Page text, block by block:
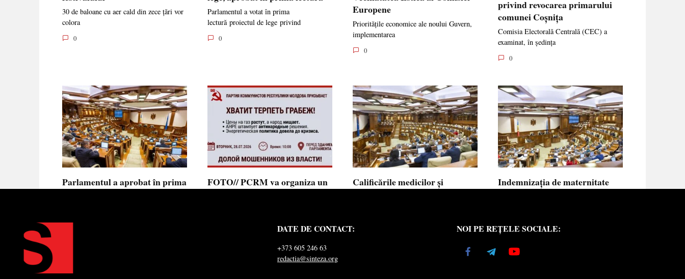
30 de baloane cu aer cald din zece țări vor
colora
0
Parlamentul a votat în prima
lectură proiectul de lege privind
0
Europene
Prioritățile economice ale noului Guvern,
implementarea
0
privind revocarea primarului
comunei Coșnița
Comisia Electorală Centrală (CEC) a
examinat, în ședința
0
Parlamentul a aprobat în prima
FOTO// PCRM va organiza un
Partidul Comuniștilor din Republica
Calificările medicilor și
Calificările profesionale obținute de medici
Indemnizația de maternitate
copilului
Indemnizația de maternitate pentru femeile
necăsătorite
DATE DE CONTACT:
+373 605 246 63
redactia@sinteza.org
NOI PE REȚELE SOCIALE: